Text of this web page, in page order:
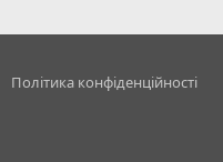
Політика конфіденційності